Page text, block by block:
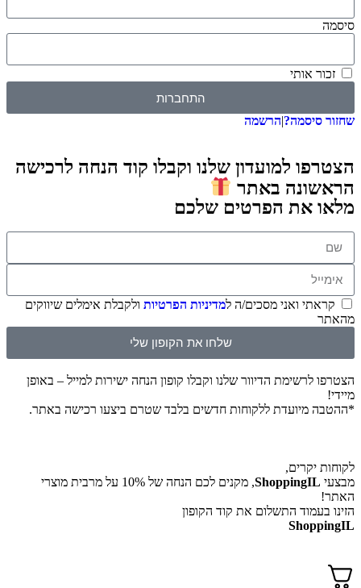
סיסמה
זכור אותי
התחברות
שחזור סיסמה?|הרשמה
הצטרפו למועדון שלנו וקבלו קוד הנחה לרכישה
הראשונה באתר
מלאו את הפרטים שלכם
קראתי ואני מסכים/ה למדיניות הפרטיות ולקבלת אימלים שיווקים
מהאתר
שלחו את הקופון שלי
הצטרפו לרשימת הדיוור שלנו וקבלו קופון הנחה ישירות למייל – באופן
מיידי!
*ההטבה מיועדת ללקוחות חדשים בלבד שטרם ביצעו רכישה באתר.
לקוחות יקרים,
מבצעי ShoppingIL
, מקנים לכם הנחה של 10% על מרבית מוצרי
האתר!
הזינו בעמוד התשלום את קוד הקופון
ShoppingIL